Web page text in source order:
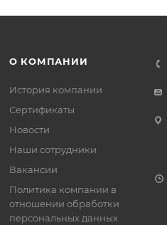
О КОМПАНИИ
История компании
Сертификаты
Новости
Наши сотрудники
Вакансии
Политика компании в
отношении обработки
персональных данных